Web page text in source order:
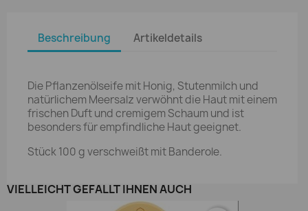
Beschreibung Artikeldetails
Die Pflanzenölseife mit Honig, Stutenmilch und
natürlichem Meersalz verwöhnt die Haut mit einem
frischen Duft und cremigem Schaum und ist
besonders für empfindliche Haut geeignet.
Stück 100 g verschweißt mit Banderole.
VIELLEICHT GEFÄLLT IHNEN AUCH